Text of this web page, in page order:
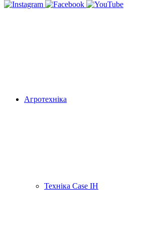
Агротехніка
Техніка Case IH